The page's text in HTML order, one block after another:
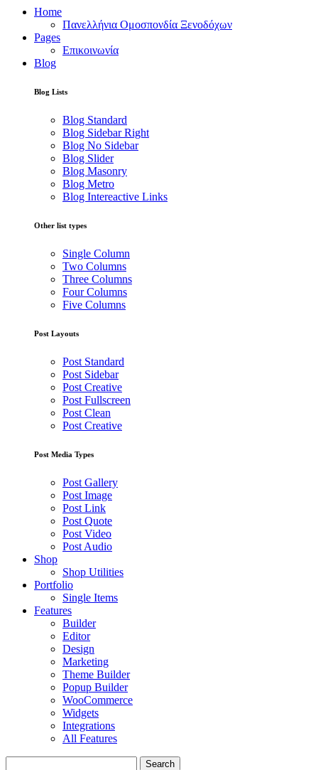
Home
Πανελλήνια Ομοσπονδία Ξενοδόχων
Pages
Επικοινωνία
Blog
Blog Lists
Blog Standard
Blog Sidebar Right
Blog No Sidebar
Blog Slider
Blog Masonry
Blog Metro
Blog Intereactive Links
Other list types
Single Column
Two Columns
Three Columns
Four Columns
Five Columns
Post Layouts
Post Standard
Post Sidebar
Post Creative
Post Fullscreen
Post Clean
Post Creative
Post Media Types
Post Gallery
Post Image
Post Link
Post Quote
Post Video
Post Audio
Shop
Shop Utilities
Portfolio
Single Items
Features
Builder
Editor
Design
Marketing
Theme Builder
Popup Builder
WooCommerce
Widgets
Integrations
All Features
Search